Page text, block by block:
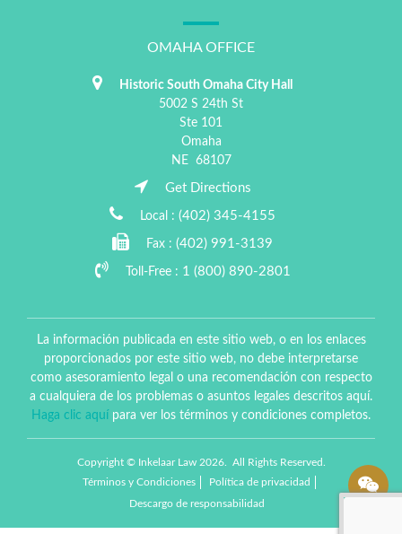
OMAHA OFFICE
Historic South Omaha City Hall
5002 S 24th St
Ste 101
Omaha
NE
68107
Get Directions
Local : (402) 345-4155
Fax : (402) 991-3139
Toll-Free : 1 (800) 890-2801
La información publicada en este sitio web, o en los enlaces
proporcionados por este sitio web, no debe interpretarse
como asesoramiento legal o una recomendación con respecto
a cualquiera de los problemas o asuntos legales descritos aquí.
Haga clic aquí para ver los términos y condiciones completos.
Copyright © Inkelaar Law 2026. All Rights Reserved.
Términos y Condiciones
Política de privacidad
Descargo de responsabilidad